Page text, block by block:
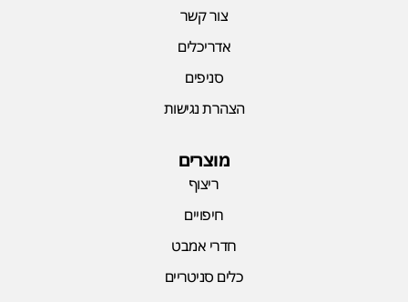
צור קשר
אדריכלים
סניפים
הצהרת נגישות
מוצרים
ריצוף
חיפויים
חדרי אמבט
כלים סניטריים